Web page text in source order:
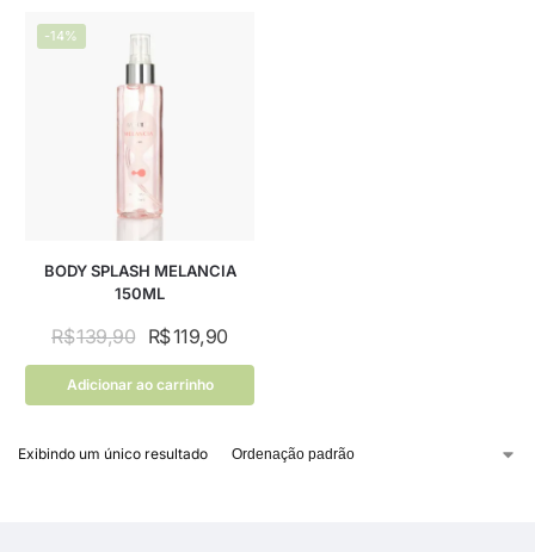
-14%
BODY SPLASH MELANCIA
150ML
R$139,90 R$119,90
Adicionar ao carrinho
Exibindo um único resultado